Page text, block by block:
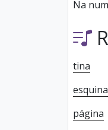
Na
tina
esquina
página